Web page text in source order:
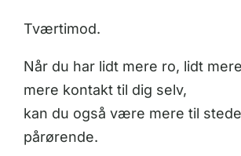
Tværtimod.
Når du har lidt mere ro, lidt
mere kontakt til dig selv,
kan du også være mere til
pårørende.